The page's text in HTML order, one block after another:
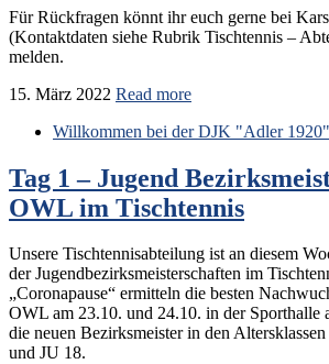
Für Rückfragen könnt ihr euch gerne bei
(Kontaktdaten siehe Rubrik Tischtennis –
melden.
15. März 2022 Read more
Willkommen bei der DJK "Adler
Tag 1 – Jugend
OWL im Tischtennis
Unsere Tischtennisabteilung ist an diesem
der Jugendbezirksmeisterschaften im
„Coronapause“ ermitteln die besten
OWL am 23.10. und 24.10. in der Sporthalle
die neuen Bezirksmeister in den
und JU 18.